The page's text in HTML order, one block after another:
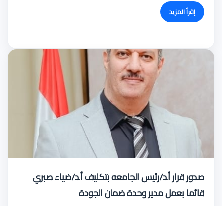
إقرأ المزيد
صدور قرار أ.د/رئيس الجامعه بتكليف أ.د/ضياء صبري
قائما بعمل مدير وحدة ضمان الجودة